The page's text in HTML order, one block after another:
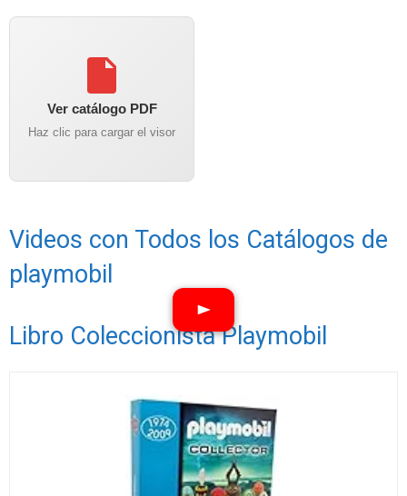
Ver catálogo PDF
Haz clic para cargar el visor
Videos con Todos los Catálogos de
playmobil
Libro Coleccionista Playmobil